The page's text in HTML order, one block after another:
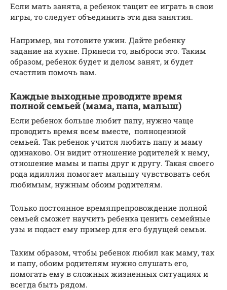
Если мать занята, а ребенок тащит ее играть в свои
игры, то следует объединить эти два занятия.
Например, вы готовите ужин. Дайте ребенку
задание на кухне. Принеси то, выброси это. Таким
образом, ребенок будет и делом занят, и будет
счастлив помочь вам.
Каждые выходные проводите время
полной семьей (мама, папа, малыш)
Если ребенок больше любит папу, нужно чаще
проводить время всем вместе, полноценной
семьей. Так ребенок учится любить папу и маму
одинаково. Он видит отношение родителей к нему,
отношение мамы и папы друг к другу. Такая своего
рода идиллия помогает малышу чувствовать себя
любимым, нужным обоим родителям.
Только постоянное времяпрепровождение полной
семьей сможет научить ребенка ценить семейные
узы и подаст ему пример для его будущей семьи.
Таким образом, чтобы ребенок любил как маму, так
и папу, обоим родителям нужно слушать его,
помогать ему в сложных жизненных ситуациях и
всегда быть рядом.